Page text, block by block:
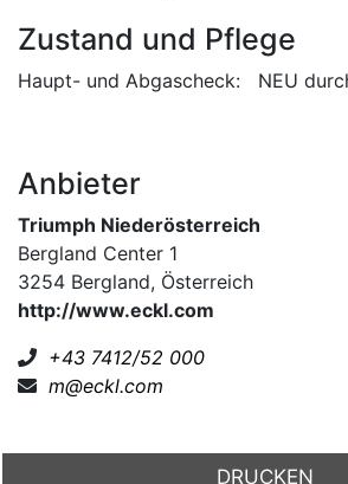
Zustand und Pflege
Haupt- und Abgascheck: NEU
Anbieter
Triumph Niederösterreich
Bergland Center 1
3254 Bergland, Österreich
http://www.eckl.com
+43 7412/52 000
m@eckl.com
DRUCKEN